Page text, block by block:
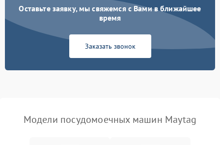
Не работает сушилка 2100 ₽ Подробнее →
Сбои в работе таймера 1700 ₽
Оставьте заявку, мы свяжемся с Вами в ближайшее
время
Заказать звонок
Модели посудомоечных машин Maytag